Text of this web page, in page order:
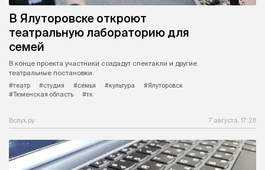
В Ялуторовске откроют
театральную лабораторию для
семей
В конце проекта участники создадут спектакли и другие
театральные постановки.
#театр
#студия #семья #культура
#Ялуторовск
#Тюменская область
#тк
Вслух.ру 7 августа, 17:26